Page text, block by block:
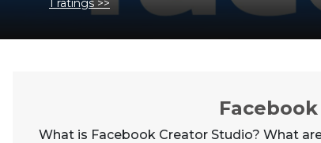
1 ratings >>
What is Facebook Creator Studio? What